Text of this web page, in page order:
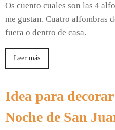
Os cuento cuales son las 4
me gustan. Cuatro alfombras
fuera o dentro de casa.
Leer más
Idea para
Noche de San